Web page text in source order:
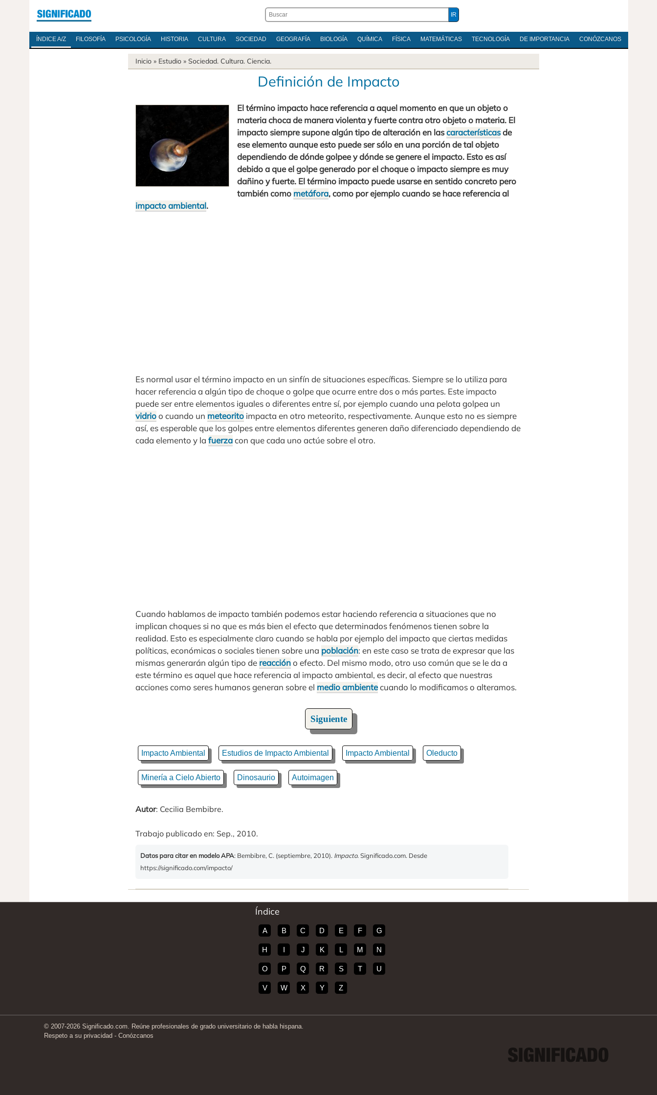
ÍNDICE A/Z FILOSOFÍA PSICOLOGÍA HISTORIA CULTURA SOCIEDAD GEOGRAFÍA BIOLOGÍA QUÍMICA FÍSICA MATEMÁTICAS TECNOLOGÍA DE IMPORTANCIA CONÓZCANOS
Inicio » Estudio » Sociedad. Cultura. Ciencia.
Definición de Impacto
El término impacto hace referencia a aquel momento en que un objeto o
materia choca de manera violenta y fuerte contra otro objeto o materia. El
impacto siempre supone algún tipo de alteración en lascaracterísticasde
ese elemento aunque esto puede ser sólo en una porción de tal objeto
dependiendo de dónde golpee y dónde se genere el impacto. Esto es así
debido a que el golpe generado por el choque o impacto siempre es muy
dañino y fuerte. El término impacto puede usarse en sentido concreto pero
también como metáfora, como por ejemplo cuando se hace referencia al
impacto ambiental.
Es normal usar el término impacto en un sinfín de situaciones específicas. Siempre se lo utiliza para
hacer referencia a algún tipo de choque o golpe que ocurre entre dos o más partes. Este impacto
puede ser entre elementos iguales o diferentes entre sí, por ejemplo cuando una pelota golpea un
vidrioo cuando un meteorito impacta en otro meteorito, respectivamente. Aunque esto no es siempre
así, es esperable que los golpes entre elementos diferentes generen daño diferenciado dependiendo de
cada elemento y la fuerzacon que cada uno actúe sobre el otro.
Cuando hablamos de impacto también podemos estar haciendo referencia a situaciones que no
implican choques si no que es más bien el efecto que determinados fenómenos tienen sobre la
realidad. Esto es especialmente claro cuando se habla por ejemplo del impacto que ciertas medidas
políticas, económicas o sociales tienen sobre una población: en este caso se trata de expresar que las
mismas generarán algún tipo de reaccióno efecto. Del mismo modo, otro uso común que se le da a
este término es aquel que hace referencia al impacto ambiental, es decir, al efecto que nuestras
acciones como seres humanos generan sobre el medio ambientecuando lo modificamos o alteramos.
Siguiente
Impacto Ambiental Estudios de Impacto Ambiental Impacto Ambiental Oleducto
Minería a Cielo Abierto Dinosaurio Autoimagen
Autor: Cecilia Bembibre.
Trabajo publicado en: Sep., 2010.
Datos para citar en modelo APA: Bembibre, C. (septiembre, 2010). Impacto. Significado.com. Desde
https://significado.com/impacto/
Índice
A B C D E F G
H I J K L M N
O P Q R S T U
V W X Y Z
© 2007-2026 Significado.com. Reúne profesionales de grado universitario de habla hispana.
Respeto a su privacidad - Conózcanos